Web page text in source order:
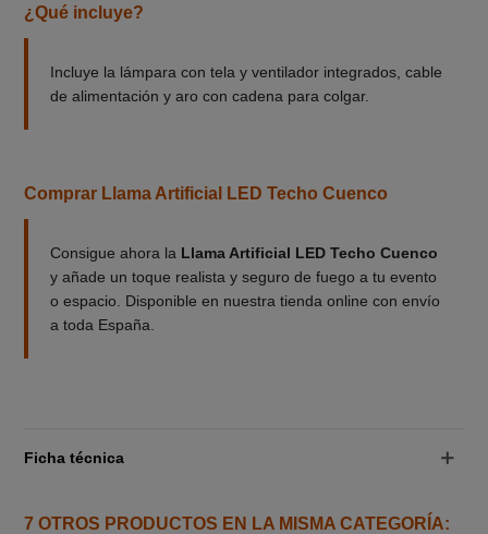
¿Qué incluye?
Incluye la lámpara con tela y ventilador integrados, cable
de alimentación y aro con cadena para colgar.
Comprar Llama Artificial LED Techo Cuenco
Consigue ahora la Llama Artificial LED Techo Cuenco
y añade un toque realista y seguro de fuego a tu evento
o espacio. Disponible en nuestra tienda online con envío
a toda España.
Ficha técnica
7 OTROS PRODUCTOS EN LA MISMA CATEGORÍA: